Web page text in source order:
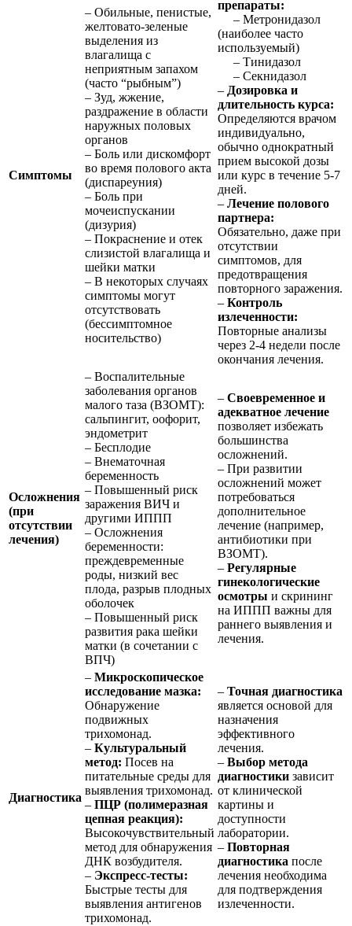
Симптомы
– Обильные, пенистые,
желтовато-зеленые
выделения из
влагалища с
неприятным запахом
(часто “рыбным”)
– Зуд, жжение,
раздражение в области
наружных половых
органов
– Боль или дискомфорт
во время полового акта
(диспареуния)
– Боль при
мочеиспускании
(дизурия)
– Покраснение и отек
слизистой влагалища и
шейки матки
– В некоторых случаях
симптомы могут
отсутствовать
(бессимптомное
носительство)
препараты:
– Метронидазол
(наиболее часто
используемый)
– Тинидазол
– Секнидазол
– Дозировка и
длительность курса:
Определяются врачом
индивидуально,
обычно однократный
прием высокой дозы
или курс в течение 5-7
дней.
– Лечение полового
партнера:
Обязательно, даже при
отсутствии
симптомов, для
предотвращения
повторного заражения.
– Контроль
излеченности:
Повторные анализы
через 2-4 недели после
окончания лечения.
Осложнения
(при
отсутствии
лечения)
– Воспалительные
заболевания органов
малого таза (ВЗОМТ):
сальпингит, оофорит,
эндометрит
– Бесплодие
– Внематочная
беременность
– Повышенный риск
заражения ВИЧ и
другими ИППП
– Осложнения
беременности:
преждевременные
роды, низкий вес
плода, разрыв плодных
оболочек
– Повышенный риск
развития рака шейки
матки (в сочетании с
ВПЧ)
– Своевременное и
адекватное лечение
позволяет избежать
большинства
осложнений.
– При развитии
осложнений может
потребоваться
дополнительное
лечение (например,
антибиотики при
ВЗОМТ).
– Регулярные
гинекологические
осмотры и скрининг
на ИППП важны для
раннего выявления и
лечения.
Диагностика
– Микроскопическое
исследование мазка:
Обнаружение
подвижных
трихомонад.
– Культуральный
метод: Посев на
питательные среды для
выявления трихомонад.
– ПЦР (полимеразная
цепная реакция):
Высокочувствительный
метод для обнаружения
ДНК возбудителя.
– Экспресс-тесты:
Быстрые тесты для
выявления антигенов
трихомонад.
– Точная диагностика
является основой для
назначения
эффективного
лечения.
– Выбор метода
диагностики зависит
от клинической
картины и
доступности
лаборатории.
– Повторная
диагностика после
лечения необходима
для подтверждения
излеченности.